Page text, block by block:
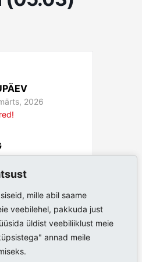
mille abil saame
veebilehel, pakkuda just
üldist veebiliiklust meie
annad meile
2026
Spordihall